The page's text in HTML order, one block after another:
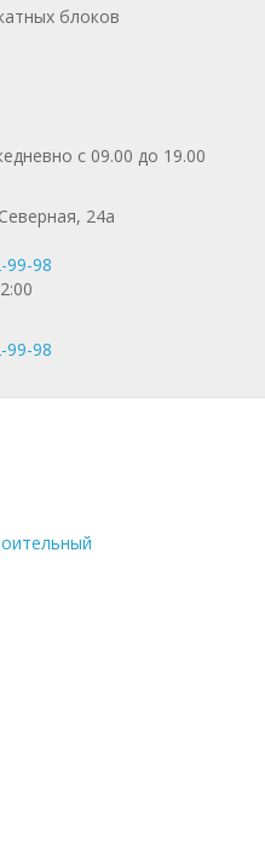
блоков
с 09.00 до 19.00
24а
99-98
99-98